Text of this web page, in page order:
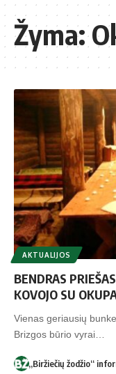
Žyma:
AKTUALIJOS
BENDRAS
KOVOJO SU
Vienas geriausių
Brizgos būrio vyrai…
„Biržiečių žodžio“